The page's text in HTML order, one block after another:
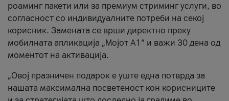
роаминг пакети или за премиум стриминг услуги, во
согласност со индивидуалните потреби на секој
корисник. Замената се врши директно преку
мобилната апликација „Мојот А1“ и важи 30 дена од
моментот на активација.
„Овој празничен подарок е уште една потврда за
нашата максимална посветеност кон корисниците